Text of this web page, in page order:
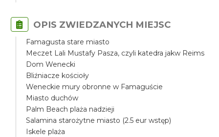
OPIS ZWIEDZANYCH MIEJSC
Famagusta stare miasto
Meczet Lali Mustafy Pasza, czyli katedra jakw Reims
Dom Wenecki
Bliźniacze kościoły
Weneckie mury obronne w Famaguście
Miasto duchów
Palm Beach plaża nadzieji
Salamina starożytne miasto (2.5 eur wstęp)
Iskele plaża